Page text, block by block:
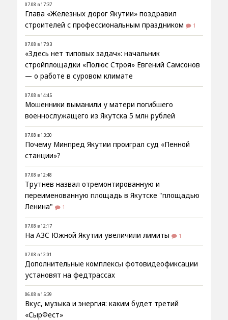
07.08 в 17:37
Глава «Железных дорог Якутии» поздравил
строителей с профессиональным праздником
1
07.08 в 17:03
«Здесь нет типовых задач»: начальник
стройплощадки «Полюс Строя» Евгений Самсонов
— о работе в суровом климате
07.08 в 14:45
Мошенники выманили у матери погибшего
военнослужащего из Якутска 5 млн рублей
07.08 в 13:30
Почему Минпред Якутии проиграл суд «Пенной
станции»?
07.08 в 12:48
Трутнев назвал отремонтированную и
переименованную площадь в Якутске "площадью
Ленина"
1
07.08 в 12:17
На АЗС Южной Якутии увеличили лимиты 1
07.08 в 12:01
Дополнительные комплексы фотовидеофиксации
установят на федтрассах
06.08 в 15:39
Вкус, музыка и энергия: каким будет третий
«СырФест»